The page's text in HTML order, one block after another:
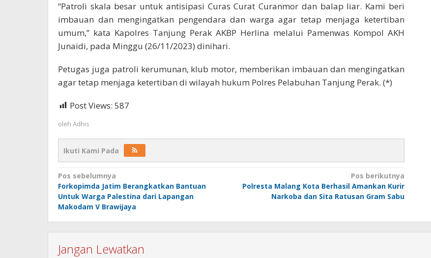
“Patroli skala besar untuk antisipasi Curas Curat Curanmor dan balap liar. Kami beri
imbauan dan mengingatkan pengendara dan warga agar tetap menjaga ketertiban
umum,” kata Kapolres Tanjung Perak AKBP Herlina melalui Pamenwas Kompol AKH
Junaidi, pada Minggu (26/11/2023) dinihari.
Petugas juga patroli kerumunan, klub motor, memberikan imbauan dan mengingatkan
agar tetap menjaga ketertiban di wilayah hukum Polres Pelabuhan Tanjung Perak. (*)
Post Views: 587
oleh Adhis
Ikuti Kami Pada
Navigasi
pos
Pos sebelumnya
Forkopimda Jatim Berangkatkan Bantuan
Untuk Warga Palestina dari Lapangan
Makodam V Brawijaya
Pos berikutnya
Polresta Malang Kota Berhasil Amankan Kurir
Narkoba dan Sita Ratusan Gram Sabu
Jangan Lewatkan